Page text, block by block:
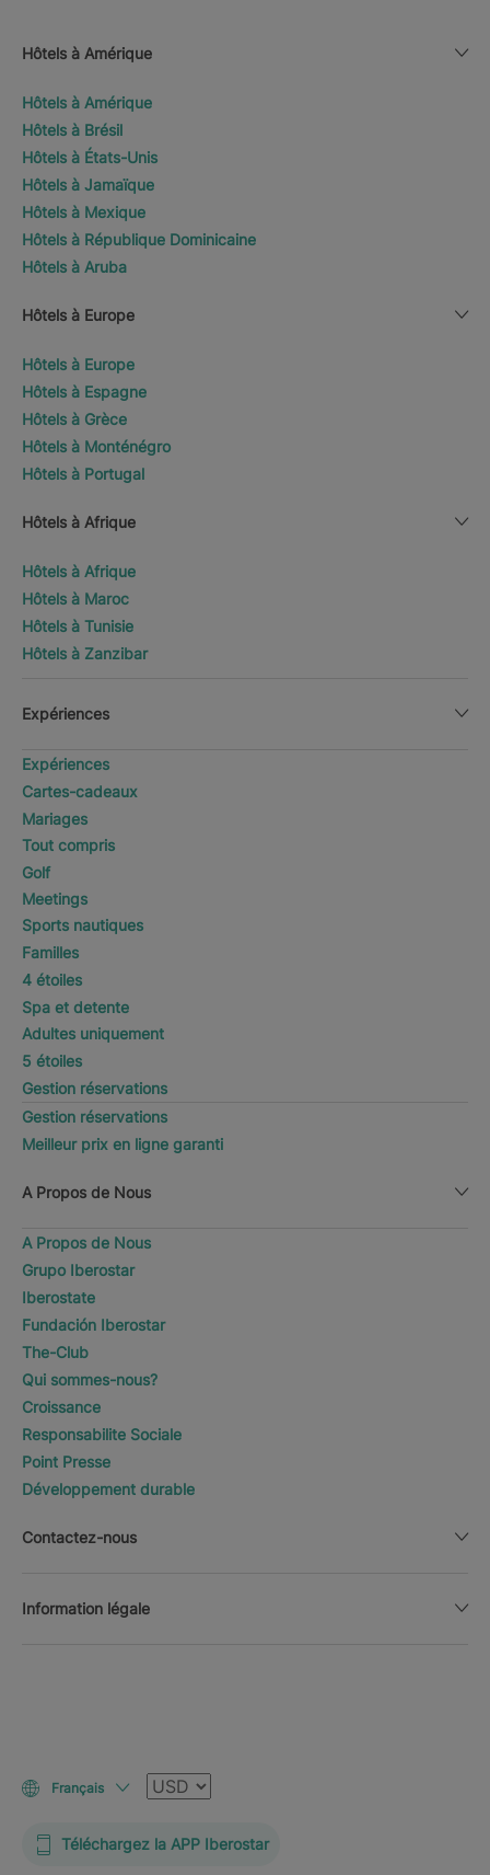
Hôtels à Amérique
Hôtels à Amérique
Hôtels à Brésil
Hôtels à États-Unis
Hôtels à Jamaïque
Hôtels à Mexique
Hôtels à République Dominicaine
Hôtels à Aruba
Hôtels à Europe
Hôtels à Europe
Hôtels à Espagne
Hôtels à Grèce
Hôtels à Monténégro
Hôtels à Portugal
Hôtels à Afrique
Hôtels à Afrique
Hôtels à Maroc
Hôtels à Tunisie
Hôtels à Zanzibar
Expériences
Expériences
Cartes-cadeaux
Mariages
Tout compris
Golf
Meetings
Sports nautiques
Familles
4 étoiles
Spa et detente
Adultes uniquement
5 étoiles
Gestion réservations
Gestion réservations
Meilleur prix en ligne garanti
A Propos de Nous
A Propos de Nous
Grupo Iberostar
Iberostate
Fundación Iberostar
The-Club
Qui sommes-nous?
Croissance
Responsabilite Sociale
Point Presse
Développement durable
Contactez-nous
Information légale
Français Devise
Téléchargez la APP Iberostar